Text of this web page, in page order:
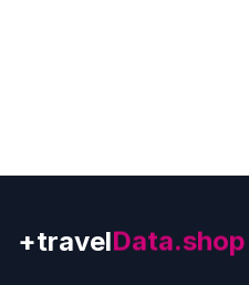
+travelConnection